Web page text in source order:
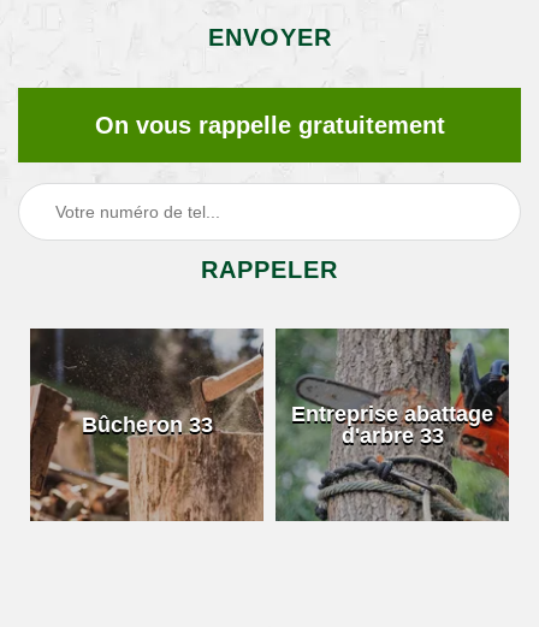
On vous rappelle gratuitement
Bûcheron 33
Entreprise abattage
d'arbre 33